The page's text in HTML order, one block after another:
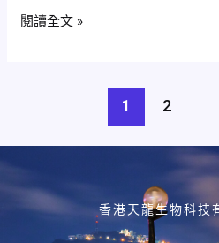
品
適
閱讀全文 »
1 2
香港天龍生物科技